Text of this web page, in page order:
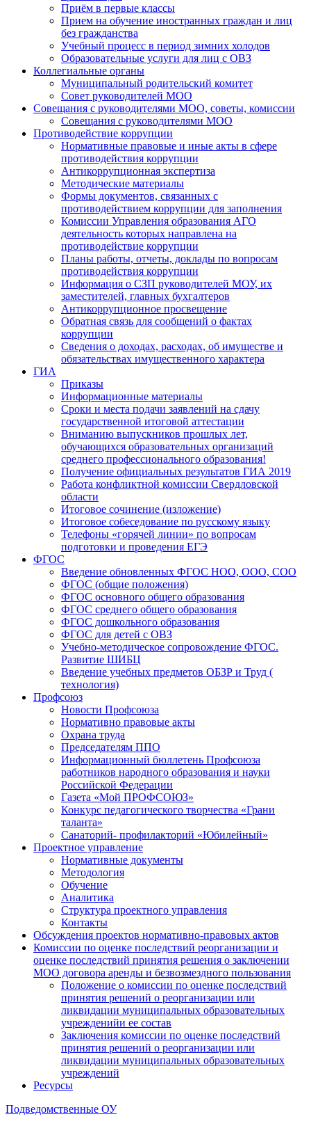
Приём в первые классы
Прием на обучение иностранных граждан и лиц
без гражданства
Учебный процесс в период зимних холодов
Образовательные услуги для лиц с ОВЗ
Коллегиальные органы
Муниципальный родительский комитет
Совет руководителей МОО
Совещания с руководителями МОО, советы, комиссии
Совещания с руководителями МОО
Противодействие коррупции
Нормативные правовые и иные акты в сфере
противодействия коррупции
Антикоррупционная экспертиза
Методические материалы
Формы документов, связанных с
противодействием коррупции для заполнения
Комиссии Управления образования АГО
деятельность которых направлена на
противодействие коррупции
Планы работы, отчеты, доклады по вопросам
противодействия коррупции
Информация о СЗП руководителей МОУ, их
заместителей, главных бухгалтеров
Антикоррупционное просвещение
Обратная связь для сообщений о фактах
коррупции
Сведения о доходах, расходах, об имуществе и
обязательствах имущественного характера
ГИА
Приказы
Информационные материалы
Сроки и места подачи заявлений на сдачу
государственной итоговой аттестации
Вниманию выпускников прошлых лет,
обучающихся образовательных организаций
среднего профессионального образования!
Получение официальных результатов ГИА 2019
Работа конфликтной комиссии Свердловской
области
Итоговое сочинение (изложение)
Итоговое собеседование по русскому языку
Телефоны «горячей линии» по вопросам
подготовки и проведения ЕГЭ
ФГОС
Введение обновленных ФГОС НОО, ООО, СОО
ФГОС (общие положения)
ФГОС основного общего образования
ФГОС среднего общего образования
ФГОС дошкольного образования
ФГОС для детей с ОВЗ
Учебно-методическое сопровождение ФГОС.
Развитие ШИБЦ
Введение учебных предметов ОБЗР и Труд (
технология)
Профсоюз
Новости Профсоюза
Нормативно правовые акты
Охрана труда
Председателям ППО
Информационный бюллетень Профсоюза
работников народного образования и науки
Российской Федерации
Газета «Мой ПРОФСОЮЗ»
Конкурс педагогического творчества «Грани
таланта»
Санаторий- профилакторий «Юбилейный»
Проектное управление
Нормативные документы
Методология
Обучение
Аналитика
Структура проектного управления
Контакты
Обсуждения проектов нормативно-правовых актов
Комиссии по оценке последствий реорганизации и
оценке последствий принятия решения о заключении
МОО договора аренды и безвозмездного пользования
Положение о комиссии по оценке последствий
принятия решений о реорганизации или
ликвидации муниципальных образовательных
учрежденийи ее состав
Заключения комиссии по оценке последствий
принятия решений о реорганизации или
ликвидации муниципальных образовательных
учреждений
Ресурсы
Подведомственные ОУ